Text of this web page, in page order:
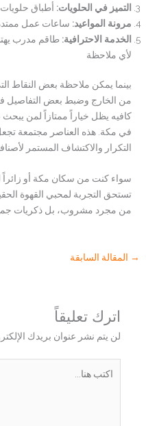
التميز في الحلويات: أطباق حلويات
مرونة المواعيد: ساعات عمل
الخدمة الاحترافية: طاقم مدرب
لأي ملاحظة
بينما يمكن ملاحظة بعض النقاط
من الخارج وضبط بعض التفاصيل
كافيه يظل خياراً ممتازاً لمن
في مكة. هذه العناصر مجتمعة
التكرار والاكتشاف المستمر
سواء كنت من سكان مكة أو زائراً
تستحق التجربة لمحبي القهوة
من مجرد مشروب، بل ذكريات
→ المقالة السابقة
اترك تعليقاً
لن يتم نشر عنوان بريدك